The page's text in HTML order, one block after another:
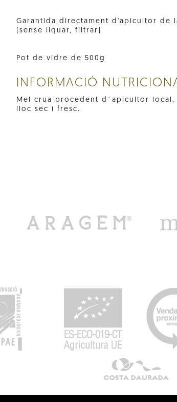
Garantida directament d'apicultor de
(sense liquar, filtrar)
Pot de vidre de 500g
INFORMACIÓ
Mel crua procedent d´apicultor local,
lloc sec i fresc.